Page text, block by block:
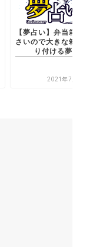
【夢占い】弁当箱が小
さいので大きな箱に盛
り付ける夢
2021年7月21日